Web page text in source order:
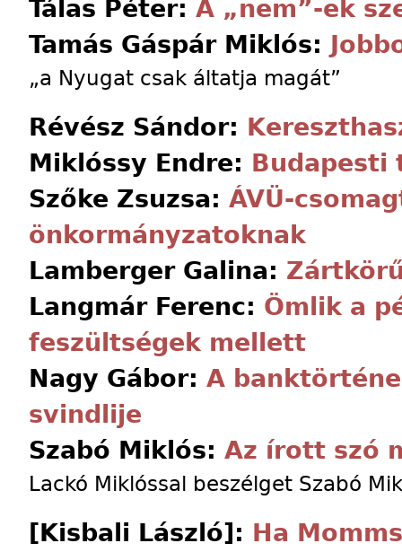
Tálas Péter: A „nem”-ek
Tamás Gáspár Miklós:
„a Nyugat csak áltatja magát”
Révész Sándor:
Miklóssy Endre: Budapesti
Szőke Zsuzsa: ÁVÜ-
önkormányzatoknak
Lamberger Galina:
Langmár Ferenc: Ömlik a
feszültségek mellett
Nagy Gábor: A
svindlije
Szabó Miklós: Az írott szó
Lackó Miklóssal beszélget Szabó
[Kisbali László]: Ha